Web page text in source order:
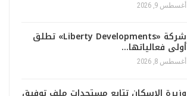
أغسطس 9, 2026
شركة «Liberty Developments» تطلق
أولى فعالياتها…
أغسطس 8, 2026